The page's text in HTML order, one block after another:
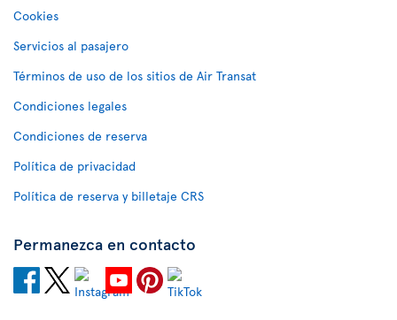
Cookies
Servicios al pasajero
Términos de uso de los sitios de Air Transat
Condiciones legales
Condiciones de reserva
Política de privacidad
Política de reserva y billetaje CRS
Permanezca en contacto